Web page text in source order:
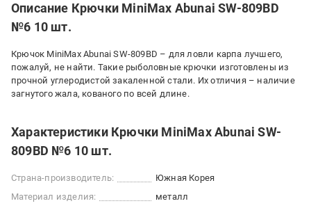
Описание Крючки MiniMax Abunai SW-809BD
№6 10 шт.
Крючок MiniMax Abunai SW-809BD – для ловли карпа лучшего,
пожалуй, не найти. Такие рыболовные крючки изготовлены из
прочной углеродистой закаленной стали. Их отличия – наличие
загнутого жала, кованого по всей длине.
Характеристики Крючки MiniMax Abunai SW-
809BD №6 10 шт.
Страна-производитель:
Южная Корея
Материал изделия:
металл